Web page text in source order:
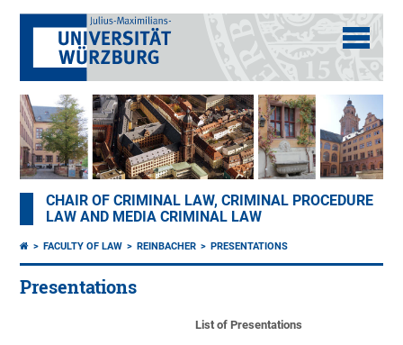
CHAIR OF CRIMINAL LAW, CRIMINAL PROCEDURE
LAW AND MEDIA CRIMINAL LAW
FACULTY OF LAW REINBACHER PRESENTATIONS
Presentations
List of Presentations